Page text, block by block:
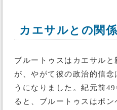
カエサルとの関
ブルートゥスはカエサル
が、やがて彼の政治的信念
うになりました。紀元前
ると、ブルートゥスはポ